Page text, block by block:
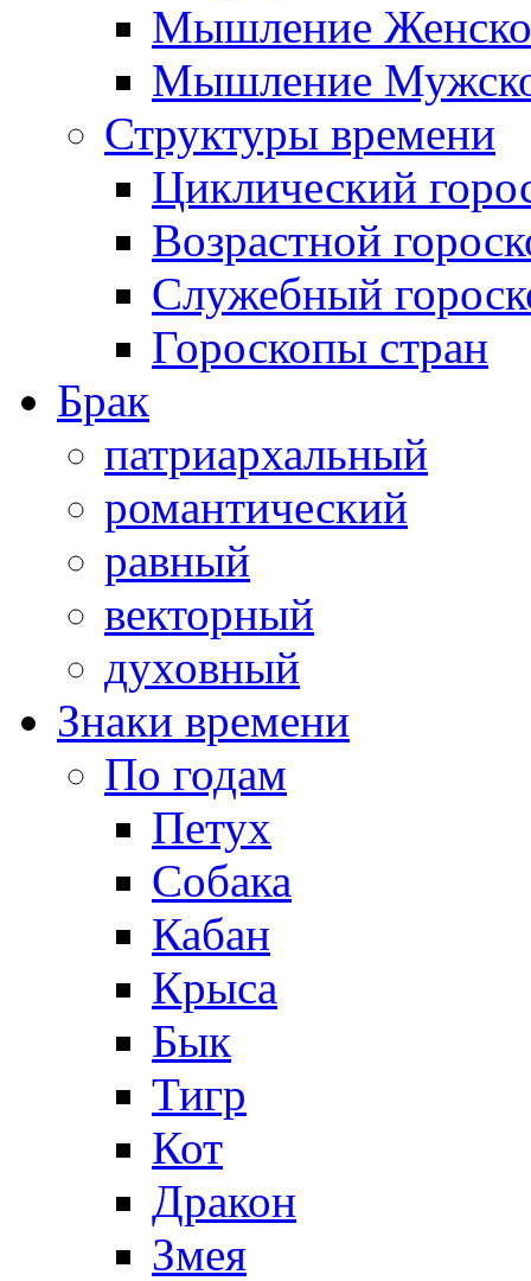
Мышление
Мышление
Структуры времени
Циклический
Возрастной
Служебный
Гороскопы стран
Брак
патриархальный
романтический
равный
векторный
духовный
Знаки времени
По годам
Петух
Собака
Кабан
Крыса
Бык
Тигр
Кот
Дракон
Змея